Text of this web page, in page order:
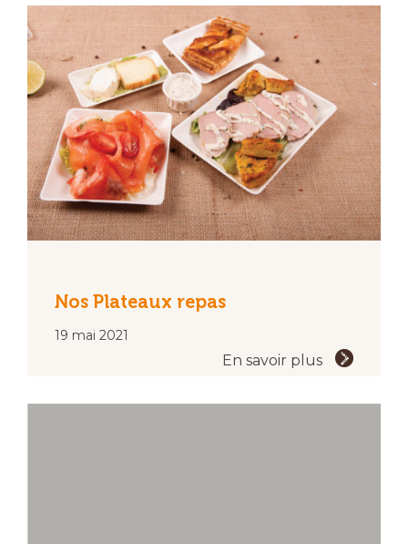
Nos Plateaux repas
19 mai 2021
En savoir plus